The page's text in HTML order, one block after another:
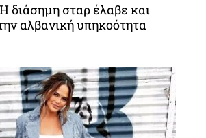
διάσημη σταρ έλαβε και
αλβανική υπηκοότητα